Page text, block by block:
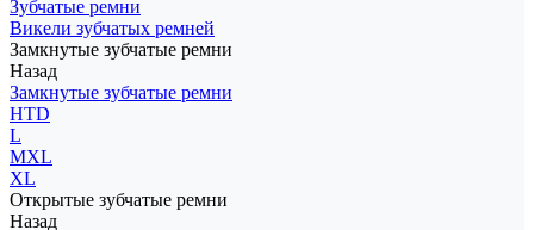
Зубчатые ремни
Викели зубчатых ремней
Замкнутые зубчатые ремни
Назад
Замкнутые зубчатые ремни
HTD
L
MXL
XL
Открытые зубчатые ремни
Назад